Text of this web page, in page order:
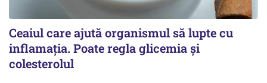
Ceaiul care ajută organismul să lupte cu
inflamația. Poate regla glicemia și
colesterolul